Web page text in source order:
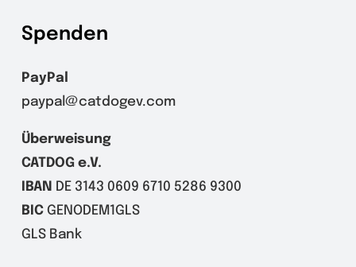
Spenden
PayPal
paypal@catdogev.com
Überweisung
CATDOG e.V.
IBAN
DE 3143 0609 6710 5286 9300
BICGENODEM1GLS
GLS Bank